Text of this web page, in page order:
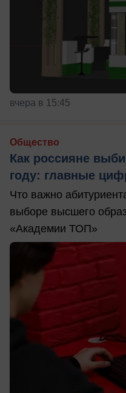
вчера в 15:45
Общество
Как россияне
году: главные
Что важно
выборе высшего
«Академии ТОП»